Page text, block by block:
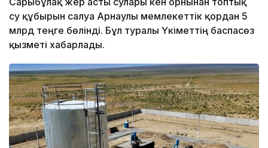
су құбырын салуға Арнаулы мемлекеттік қордан 5
млрд теңге бөлінді. Бұл туралы Үкіметтің баспасөз
қызметі хабарлады.